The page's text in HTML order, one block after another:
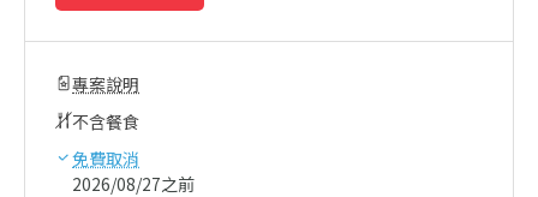
專案說明
不含餐食
免費取消
2026/08/27之前